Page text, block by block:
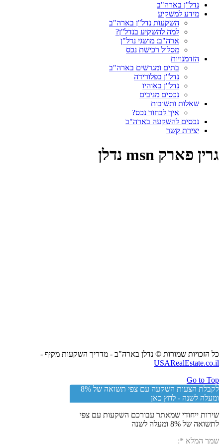
נדל"ן בארה"ב
מידע למשקיע
השקעות נדל"ן בארה"ב
למה להשקיע בנדל"ן?
ארה"ב: מושגי נדל"ן
מסלול רכישת נכס
הזדמנויות
בתים ומגרשים בארה"ב
נדל"ן בפלורידה
נדל"ן באוהיו
נכסים מניבים
שאלות ותשובות
איך לבחור נכס?
נכסים להשקעה בארה"ב
יצירת קשר
גרין פארק msn נדלן
כל הזכויות שמורות © נדלן בארה"ב - מדריך השקעות מקיף -
USARealEstate.co.il
Go to Top
לקבלת הצעות השקעה עם צפי תשואה של 8%
ומעלה לשנה - לחץ כאן
שירות ייחודי שמאתר עבורכם השקעות עם צפי
לתשואה של 8% ומעלה לשנה
שמך המלא *
: